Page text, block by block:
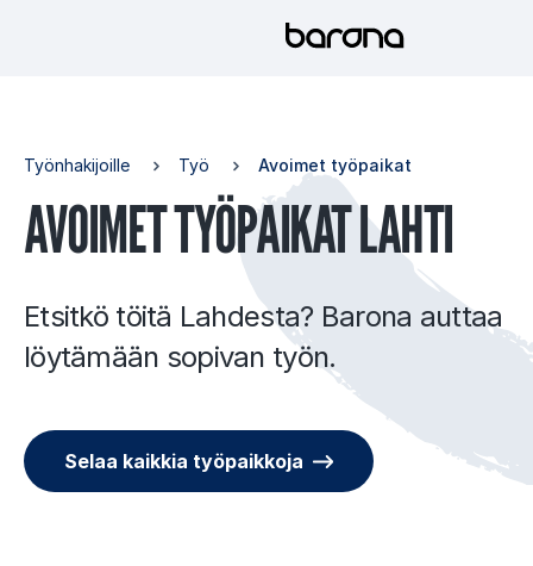
Työnhakijoille Työ Avoimet työpaikat
AVOI­MET TYÖ­PAI­KAT LAH­TI
Etsitkö töitä Lahdesta? Barona auttaa
löytämään sopivan työn.
Selaa kaikkia työpaikkoja